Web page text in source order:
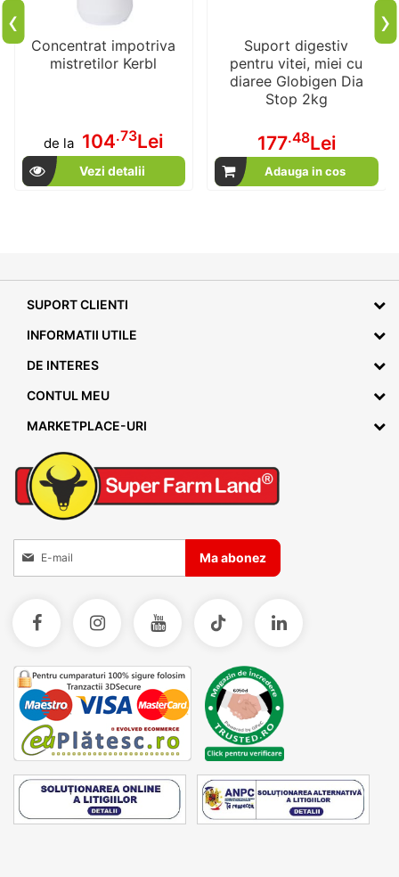
Concentrat impotriva
mistretilor Kerbl
de la 104.73Lei
Vezi detalii
Suport digestiv
pentru vitei, miei cu
diaree Globigen Dia
Stop 2kg
177.48Lei
Adauga in cos
‹ ›
SUPORT CLIENTI
INFORMATII UTILE
DE INTERES
CONTUL MEU
MARKETPLACE-URI
Inscrieti-va la Buletinele noastre informative
Ma abonez